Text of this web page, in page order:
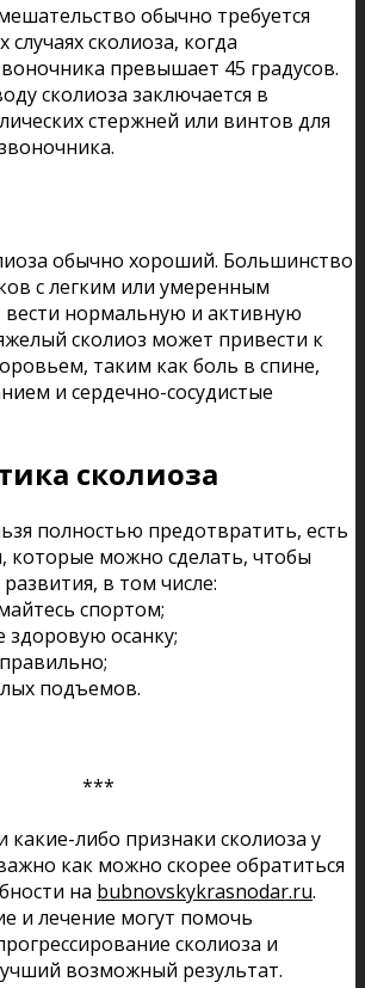
обычно требуется
сколиоза, когда
превышает 45 градусов.
сколиоза заключается в
стержней или винтов для
обычно хороший. Большинство
с легким или умеренным
вести нормальную и активную
сколиоз может привести к
таким как боль в спине,
и сердечно-сосудистые
сколиоза
полностью предотвратить, есть
которые можно сделать, чтобы
в том числе:
спортом;
здоровую осанку;
подъемов.
***
какие-либо признаки сколиоза у
как можно скорее обратиться
на bubnovskykrasnodar.ru.
и лечение могут помочь
сколиоза и
возможный результат.